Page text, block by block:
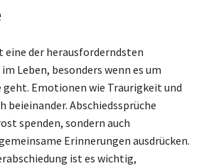
eine der herausforderndsten
Leben, besonders wenn es um
geht. Emotionen wie Traurigkeit und
beieinander. Abschiedssprüche
spenden, sondern auch
Erinnerungen ausdrücken.
ist es wichtig,